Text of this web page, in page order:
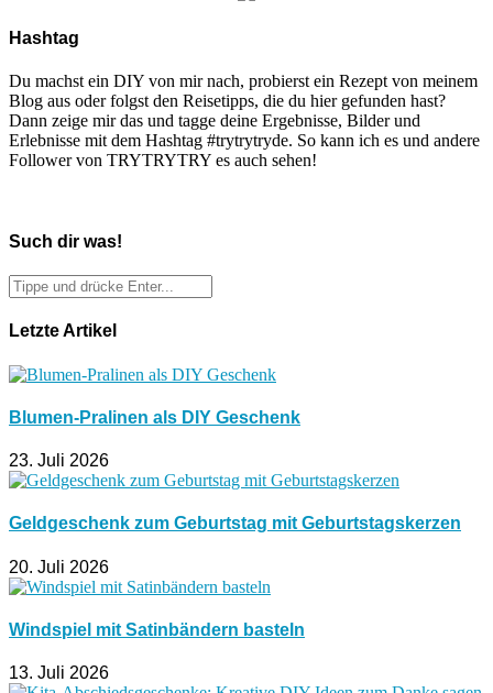
Hashtag
Du machst ein DIY von mir nach, probierst ein Rezept von meinem
Blog aus oder folgst den Reisetipps, die du hier gefunden hast?
Dann zeige mir das und tagge deine Ergebnisse, Bilder und
Erlebnisse mit dem Hashtag #trytrytryde. So kann ich es und andere
Follower von TRYTRYTRY es auch sehen!
Such dir was!
Letzte Artikel
Blumen-Pralinen als DIY Geschenk
23. Juli 2026
Geldgeschenk zum Geburtstag mit Geburtstagskerzen
20. Juli 2026
Windspiel mit Satinbändern basteln
13. Juli 2026